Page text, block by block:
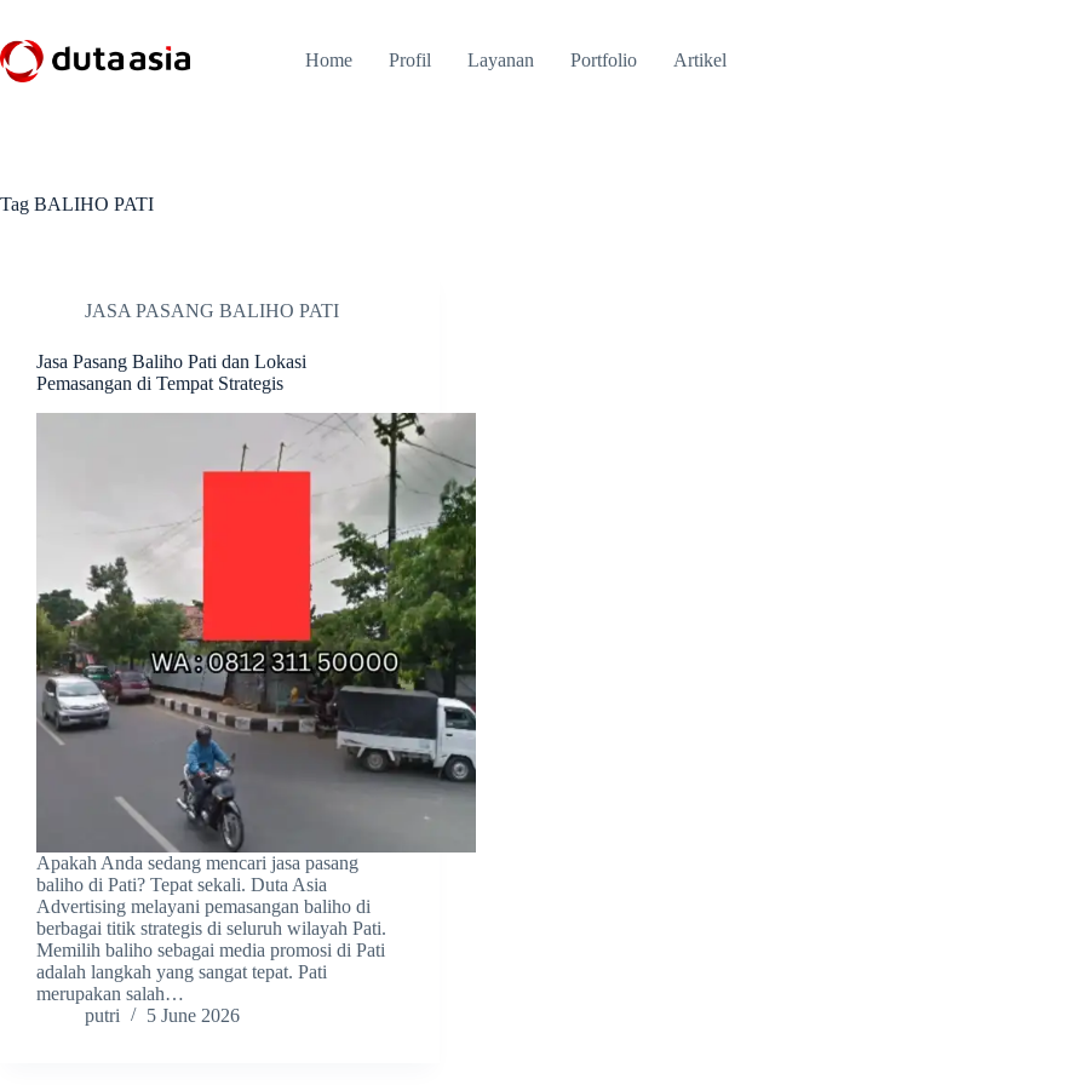
content
Home Profil Layanan Portfolio Artikel
Tag BALIHO PATI
JASA PASANG BALIHO PATI
Jasa Pasang Baliho Pati dan Lokasi
Pemasangan di Tempat Strategis
Apakah Anda sedang mencari jasa pasang
baliho di Pati? Tepat sekali. Duta Asia
Advertising melayani pemasangan baliho di
berbagai titik strategis di seluruh wilayah Pati.
Memilih baliho sebagai media promosi di Pati
adalah langkah yang sangat tepat. Pati
merupakan salah…
putri
5 June 2026